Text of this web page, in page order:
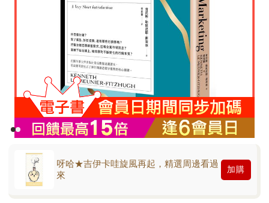
呀哈★吉伊卡哇旋風再起，精選周邊看過
來
加購